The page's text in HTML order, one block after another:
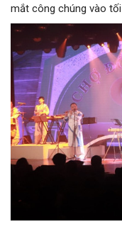
mắt công chúng vào
Long (số 31 - 33 phố